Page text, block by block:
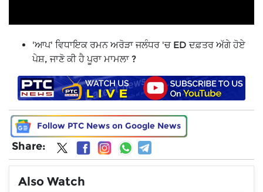
'ਆਪ' ਵਿਧਾਇਕ ਰਮਨ ਅਰੋੜਾ ਜਲੰਧਰ 'ਚ ED ਦਫ਼ਤਰ ਅੱਗੇ ਹੋਏ
ਪੇਸ਼, ਜਾਣੋ ਕੀ ਹੈ ਪੂਰਾ ਮਾਮਲਾ ?
Follow PTC News on Google News
Share:
Also Watch